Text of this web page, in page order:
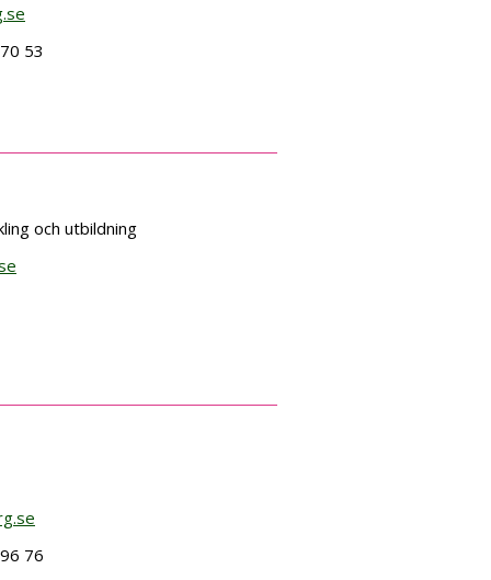
53
och utbildning
76